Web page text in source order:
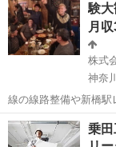
験
月
株式
神奈
線の線路整備や新橋駅
に残る大規模建築物…
神奈川 横浜市
乗